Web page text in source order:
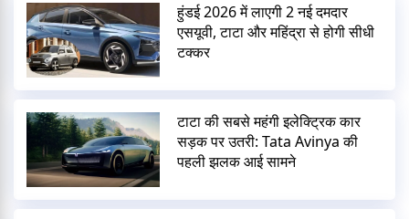
हुंडई 2026 में लाएगी 2 नई दमदार
एसयूवी, टाटा और महिंद्रा से होगी सीधी
टक्कर
टाटा की सबसे महंगी इलेक्ट्रिक कार
सड़क पर उतरी: Tata Avinya की
पहली झलक आई सामने